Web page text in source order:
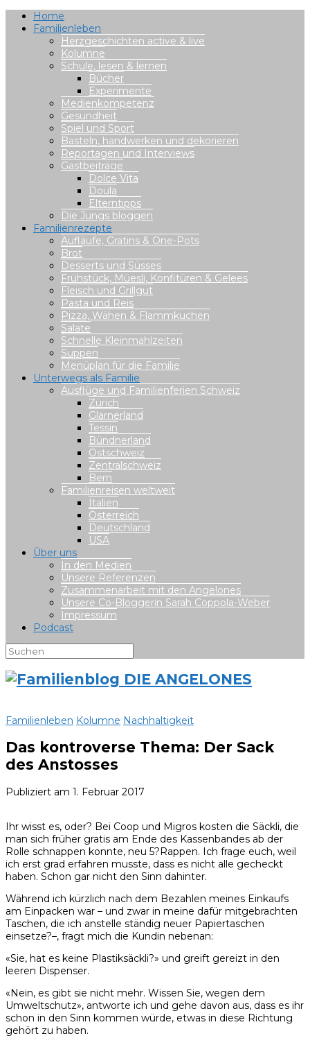
Home
Familienleben
Herzgeschichten active & live
Kolumne
Schule, lesen & lernen
Bücher
Experimente
Medienkompetenz
Gesundheit
Spiel und Sport
Basteln, handwerken und dekorieren
Reportagen und Interviews
Gastbeiträge
Dolce Vita
Doula
Elterntipps
Die Jungs bloggen
Familienrezepte
Aufläufe, Gratins & One-Pots
Brot
Desserts und Süsses
Frühstück, Müesli, Konfitüren & Gelees
Fleisch und Grillgut
Pasta und Reis
Pizza, Wähen & Flammkuchen
Salate
Schnelle Kleinmahlzeiten
Suppen
Menüplan für die Familie
Unterwegs als Familie
Ausflüge und Familienferien Schweiz
Zürich
Glarnerland
Tessin
Bündnerland
Ostschweiz
Zentralschweiz
Bern
Familienreisen weltweit
Italien
Österreich
Deutschland
USA
Über uns
In den Medien
Unsere Referenzen
Zusammenarbeit mit den Angelones
Unsere Co-Bloggerin Sarah Coppola-Weber
Impressum
Podcast
Familienleben Kolumne Nachhaltigkeit
Das kontroverse Thema: Der Sack
des Anstosses
Publiziert am 1. Februar 2017
Ihr wisst es, oder? Bei Coop und Migros kosten die Säckli, die
man sich früher gratis am Ende des Kassenbandes ab der
Rolle schnappen konnte, neu 5?Rappen. Ich frage euch, weil
ich erst grad erfahren musste, dass es nicht alle gecheckt
haben. Schon gar nicht den Sinn dahinter.
Während ich kürzlich nach dem Bezahlen meines Einkaufs
am Einpacken war – und zwar in meine dafür mitgebrachten
Taschen, die ich anstelle ständig neuer Papiertaschen
einsetze?–, fragt mich die Kundin nebenan:
«Sie, hat es keine Plastiksäckli?» und greift gereizt in den
leeren Dispenser.
«Nein, es gibt sie nicht mehr. Wissen Sie, wegen dem
Umweltschutz», antworte ich und gehe davon aus, dass es ihr
schon in den Sinn kommen würde, etwas in diese Richtung
gehört zu haben.